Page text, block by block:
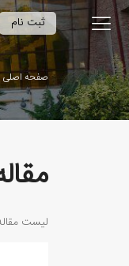
ثبت نام
صفحه اصلی
لیست